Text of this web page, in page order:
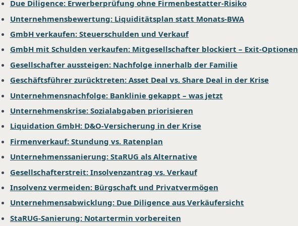
Due Diligence: Erwerberprüfung ohne Firmenbestatter-Risiko
Unternehmensbewertung: Liquiditätsplan statt Monats-BWA
GmbH verkaufen: Steuerschulden und Verkauf
GmbH mit Schulden verkaufen: Mitgesellschafter blockiert – Exit-Optionen
Gesellschafter aussteigen: Nachfolge innerhalb der Familie
Geschäftsführer zurücktreten: Asset Deal vs. Share Deal in der Krise
Unternehmensnachfolge: Banklinie gekappt – was jetzt
Unternehmenskrise: Sozialabgaben priorisieren
Liquidation GmbH: D&O-Versicherung in der Krise
Firmenverkauf: Stundung vs. Ratenplan
Unternehmenssanierung: StaRUG als Alternative
Gesellschafterstreit: Insolvenzantrag vs. Verkauf
Insolvenz vermeiden: Bürgschaft und Privatvermögen
Unternehmensabwicklung: Due Diligence aus Verkäufersicht
StaRUG-Sanierung: Notartermin vorbereiten